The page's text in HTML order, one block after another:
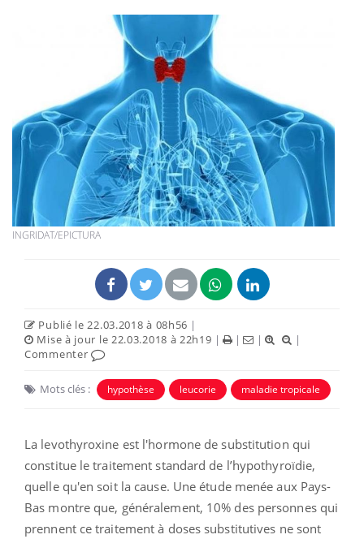
INGRIDAT/EPICTURA
Publié le 22.03.2018 à 08h56 |
Mise à jour le 22.03.2018 à 22h19 | | |
|
Commenter
Mots clés : hypothèse leucorie maladie tropicale
La levothyroxine est l'hormone de substitution qui
constitue le traitement standard de l’hypothyroïdie,
quelle qu'en soit la cause. Une étude menée aux Pays-
Bas montre que, généralement, 10% des personnes qui
prennent ce traitement à doses substitutives ne sont